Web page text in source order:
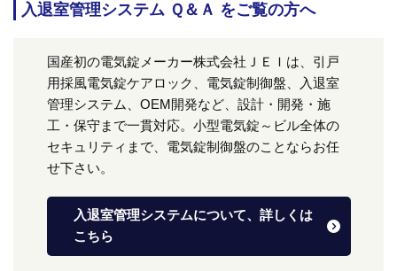
入退室管理システム Ｑ＆Ａ をご覧の方へ
国産初の電気錠メーカー株式会社ＪＥＩは、引戸
用採風電気錠ケアロック、電気錠制御盤、入退室
管理システム、OEM開発など、設計・開発・施
工・保守まで一貫対応。小型電気錠～ビル全体の
セキュリティまで、電気錠制御盤のことならお任
せ下さい。
入退室管理システムについて、詳しくは
こちら